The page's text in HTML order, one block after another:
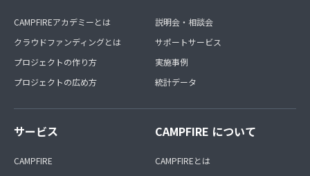
CAMPFIREアカデミーとは
クラウドファンディングとは
プロジェクトの作り方
プロジェクトの広め方
説明会・相談会
サポートサービス
実施事例
統計データ
サービス
CAMPFIRE
CAMPFIRE について
CAMPFIREとは